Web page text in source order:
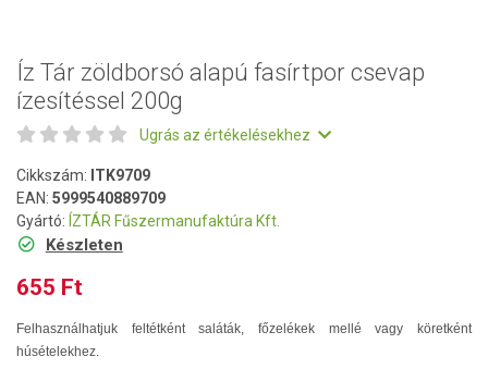
Íz Tár zöldborsó alapú fasírtpor csevap
ízesítéssel 200g
Ugrás az értékelésekhez
Cikkszám: ITK9709
EAN: 5999540889709
Gyártó: ÍZTÁR Fűszermanufaktúra Kft.
Készleten
655 Ft
Felhasználhatjuk feltétként saláták, főzelékek mellé vagy köretként
húsételekhez.